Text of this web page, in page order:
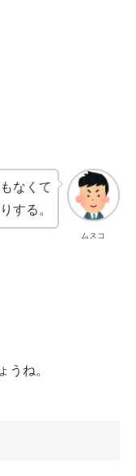
ムスコ
なくて
する。
うね。